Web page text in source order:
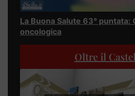
La Buona Salute 63° puntata:
oncologica
Oltre il